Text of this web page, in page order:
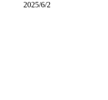
2025/6/2